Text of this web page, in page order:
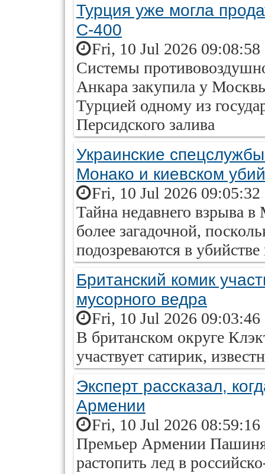
Турция уже могла
С-400
Fri, 10 Jul 2026 09:08:58
Системы
Анкара закупила у
Турцией одному из
Персидского залива
Украинские
Монако и киевском
Fri, 10 Jul 2026 09:05:32
Тайна недавнего взрыва в
более загадочной,
подозреваются в
Британский комик
мусорного ведра
Fri, 10 Jul 2026 09:03:46
В британском округе
участвует сатирик,
Эксперт рассказал,
Армении
Fri, 10 Jul 2026 08:59:16
Премьер Армении
растопить лед в